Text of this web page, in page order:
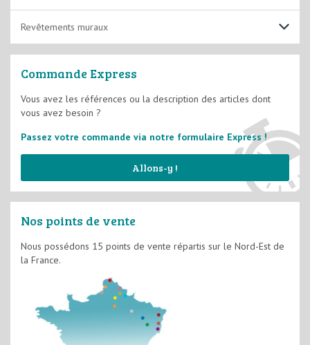
Revêtements muraux
Papier peints
Commande Express
Vous avez les références ou la description des articles dont
vous avez besoin ?
Passez votre commande via notre formulaire Express !
Allons-y !
Nos points de vente
Nous possédons 15 points de vente répartis sur le Nord-Est de
la France.